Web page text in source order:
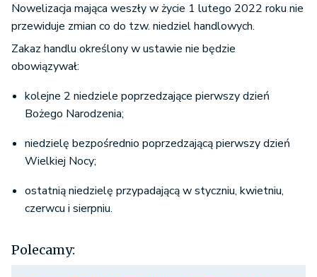
Nowelizacja mająca weszły w życie 1 lutego 2022 roku nie
przewiduje zmian co do tzw. niedziel handlowych.
Zakaz handlu określony w ustawie nie będzie
obowiązywał:
kolejne 2 niedziele poprzedzające pierwszy dzień
Bożego Narodzenia;
niedzielę bezpośrednio poprzedzającą pierwszy dzień
Wielkiej Nocy;
ostatnią niedzielę przypadającą w styczniu, kwietniu,
czerwcu i sierpniu.
Polecamy: